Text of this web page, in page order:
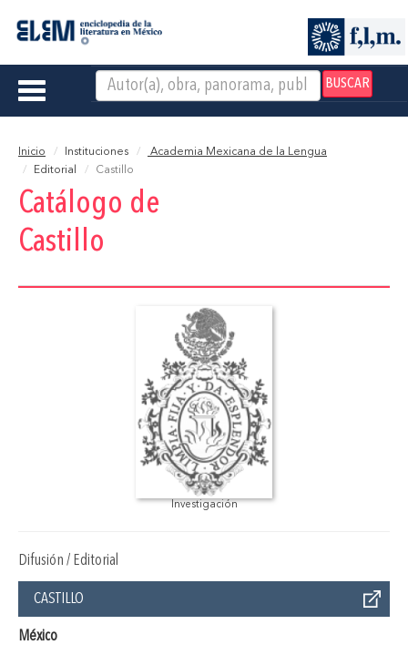
BUSCAR
Toggle
Inicio Instituciones
Academia Mexicana de la Lengua
Editorial
Castillo
Catálogo de
Castillo
Investigación
Difusión / Editorial
CASTILLO
México